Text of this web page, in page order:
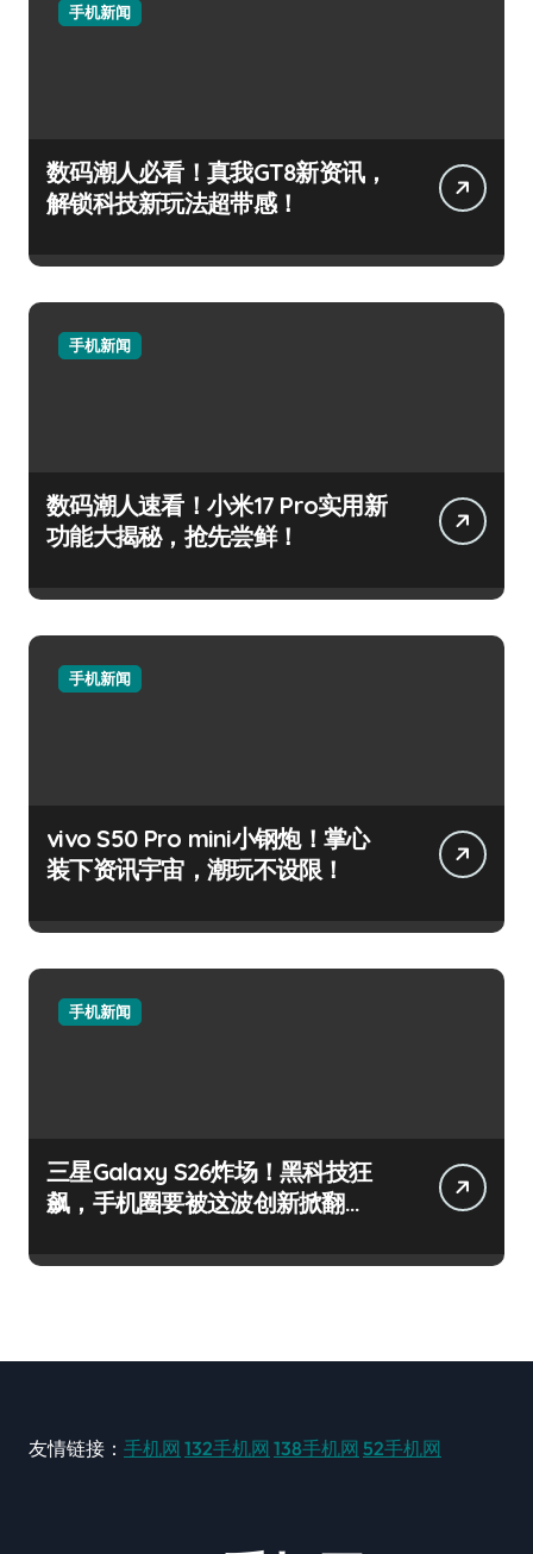
手机新闻
数码潮人必看！真我GT8新资讯，
解锁科技新玩法超带感！
手机新闻
数码潮人速看！小米17 Pro实用新
功能大揭秘，抢先尝鲜！
手机新闻
vivo S50 Pro mini小钢炮！掌心
装下资讯宇宙，潮玩不设限！
手机新闻
三星Galaxy S26炸场！黑科技狂
飙，手机圈要被这波创新掀翻
友情链接： 手机网 132手机网 138手机网 52手机网